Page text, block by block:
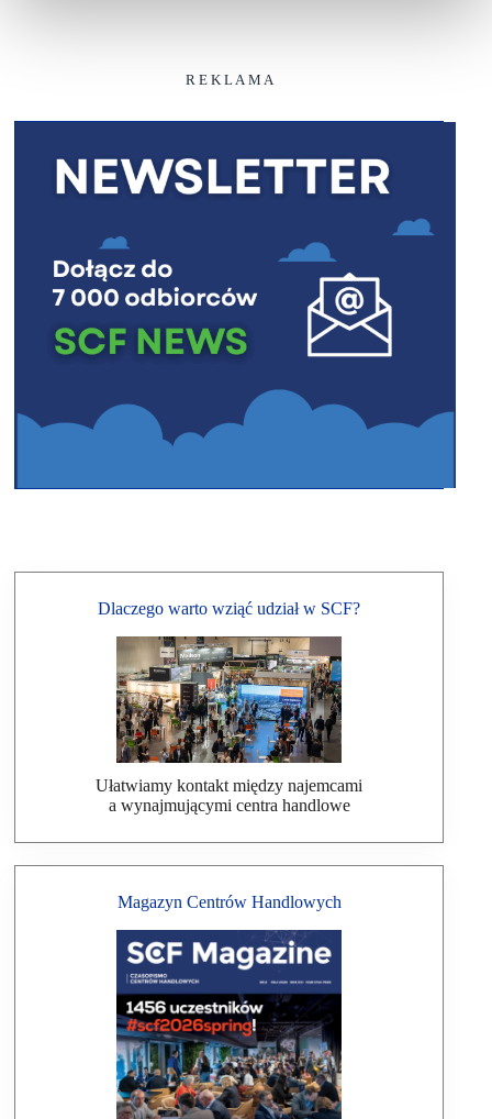
R E K L A M A
Dlaczego warto wziąć udział w SCF?
Ułatwiamy kontakt między najemcami
a wynajmującymi centra handlowe
Magazyn Centrów Handlowych